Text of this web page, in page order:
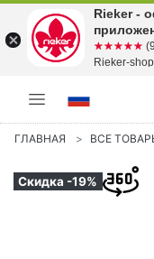
ГЛАВНАЯ ВСЕ
Скидка -19%
Rieker -
☆☆☆☆☆
★★★★★
Rieker-